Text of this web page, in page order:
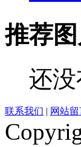
推荐
还没
联系我们 | 网站